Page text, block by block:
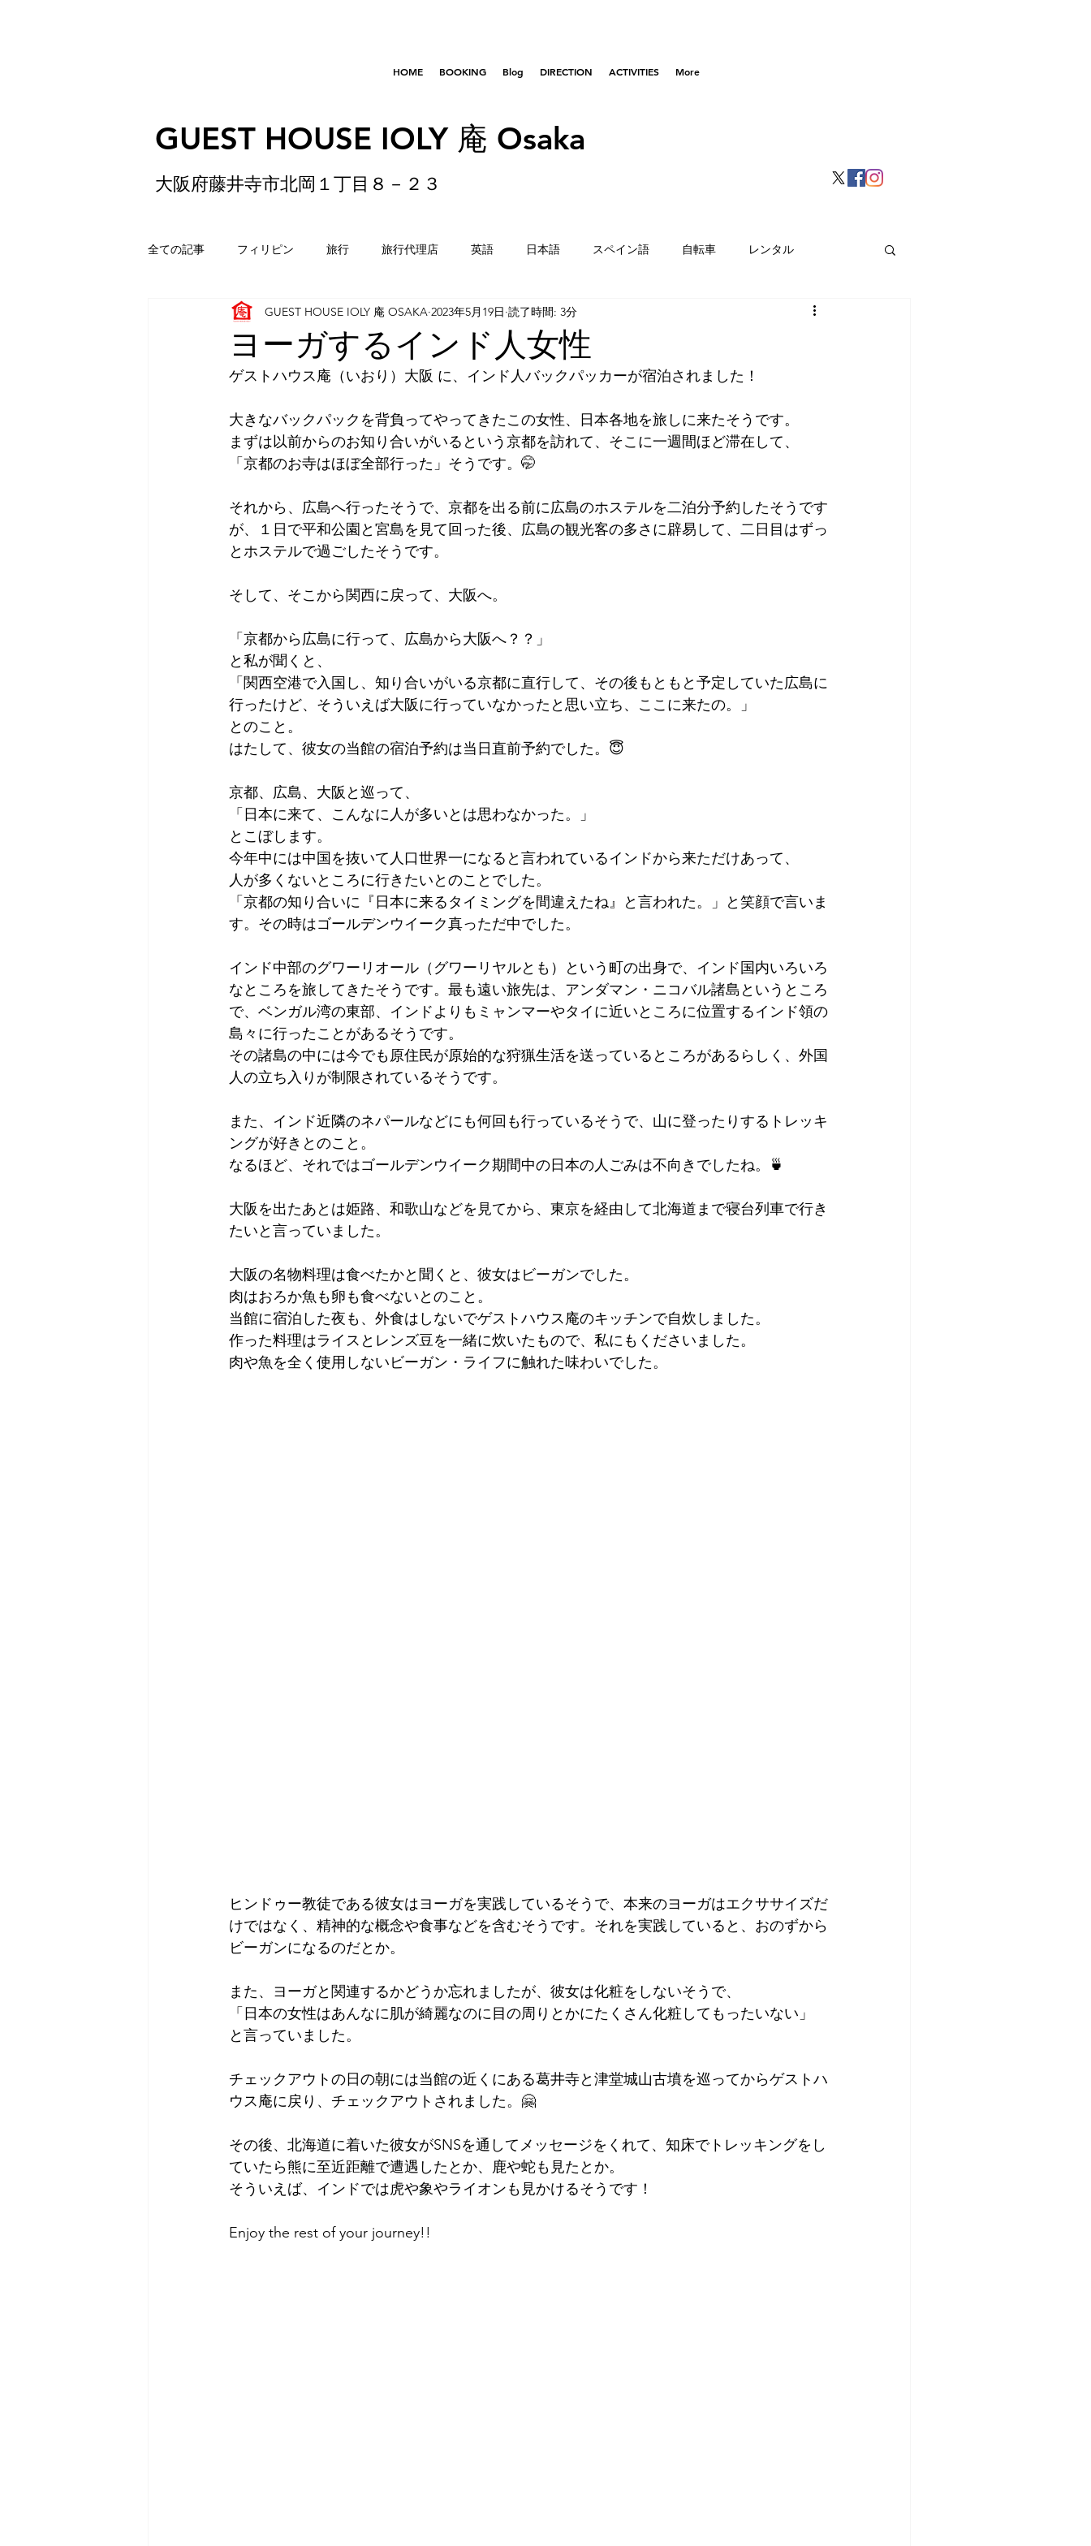
HOME BOOKING Blog DIRECTION ACTIVITIES More
GUEST HOUSE IOLY 庵 Osaka
大阪府藤井寺市北岡１丁目８－２３
全ての記事 フィリピン 旅行 旅行代理店 英語 日本語 スペイン語 自転車 レンタル
ゲストハウス 松原 香港 はびきのコロセアム 東京 Hong Kong
Yokohama 古市古墳群 鼓いちじくソース 恵我ノ荘駅 サンドイッチ アプリコット
apricot university 台湾 西国三十三所 藤井寺
ヨーガするインド人女性
GUEST HOUSE IOLY 庵 OSAKA 2023年5月19日 読了時間: 3分
ゲストハウス庵（いおり）大阪 に、インド人バックパッカーが宿泊されました！
大きなバックパックを背負ってやってきたこの女性、日本各地を旅しに来たそうです。
まずは以前からのお知り合いがいるという京都を訪れて、そこに一週間ほど滞在して、
「京都のお寺はほぼ全部行った」そうです。🤭
それから、広島へ行ったそうで、京都を出る前に広島のホステルを二泊分予約したそうです
が、１日で平和公園と宮島を見て回った後、広島の観光客の多さに辟易して、二日目はずっ
とホステルで過ごしたそうです。
そして、そこから関西に戻って、大阪へ。
「京都から広島に行って、広島から大阪へ？？」
と私が聞くと、
「関西空港で入国し、知り合いがいる京都に直行して、その後もともと予定していた広島に
行ったけど、そういえば大阪に行っていなかったと思い立ち、ここに来たの。」
とのこと。
はたして、彼女の当館の宿泊予約は当日直前予約でした。😇
京都、広島、大阪と巡って、
「日本に来て、こんなに人が多いとは思わなかった。」
とこぼします。
今年中には中国を抜いて人口世界一になると言われているインドから来ただけあって、
人が多くないところに行きたいとのことでした。
「京都の知り合いに『日本に来るタイミングを間違えたね』と言われた。」と笑顔で言いま
す。その時はゴールデンウイーク真っただ中でした。
インド中部のグワーリオール（グワーリヤルとも）という町の出身で、インド国内いろいろ
なところを旅してきたそうです。最も遠い旅先は、アンダマン・ニコバル諸島というところ
で、ベンガル湾の東部、インドよりもミャンマーやタイに近いところに位置するインド領の
島々に行ったことがあるそうです。
その諸島の中には今でも原住民が原始的な狩猟生活を送っているところがあるらしく、外国
人の立ち入りが制限されているそうです。
また、インド近隣のネパールなどにも何回も行っているそうで、山に登ったりするトレッキ
ングが好きとのこと。
なるほど、それではゴールデンウイーク期間中の日本の人ごみは不向きでしたね。🍵
大阪を出たあとは姫路、和歌山などを見てから、東京を経由して北海道まで寝台列車で行き
たいと言っていました。
大阪の名物料理は食べたかと聞くと、彼女はビーガンでした。
肉はおろか魚も卵も食べないとのこと。
当館に宿泊した夜も、外食はしないでゲストハウス庵のキッチンで自炊しました。
作った料理はライスとレンズ豆を一緒に炊いたもので、私にもくださいました。
肉や魚を全く使用しないビーガン・ライフに触れた味わいでした。
ヒンドゥー教徒である彼女はヨーガを実践しているそうで、本来のヨーガはエクササイズだ
けではなく、精神的な概念や食事などを含むそうです。それを実践していると、おのずから
ビーガンになるのだとか。
また、ヨーガと関連するかどうか忘れましたが、彼女は化粧をしないそうで、
「日本の女性はあんなに肌が綺麗なのに目の周りとかにたくさん化粧してもったいない」
と言っていました。
チェックアウトの日の朝には当館の近くにある葛井寺と津堂城山古墳を巡ってからゲストハ
ウス庵に戻り、チェックアウトされました。🤗
その後、北海道に着いた彼女がSNSを通してメッセージをくれて、知床でトレッキングをし
ていたら熊に至近距離で遭遇したとか、鹿や蛇も見たとか。
そういえば、インドでは虎や象やライオンも見かけるそうです！
Enjoy the rest of your journey!!